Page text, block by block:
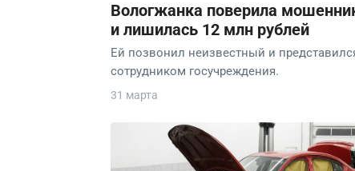
Вологжанка поверила
и лишилась 12 млн рублей
Ей позвонил неизвестный и
сотрудником госучреждения.
31 марта